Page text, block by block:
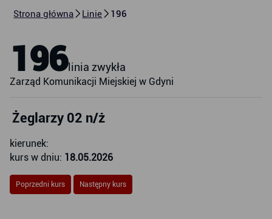
Strona główna Linie 196
196linia zwykła
Zarząd Komunikacji Miejskiej w Gdyni
Żeglarzy 02 n/ż
kierunek:
kurs w dniu: 18.05.2026
Poprzedni kurs Następny kurs